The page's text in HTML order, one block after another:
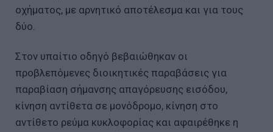
οχήματος, με αρνητικό αποτέλεσμα και για τους
δύο.
Στον υπαίτιο οδηγό βεβαιώθηκαν οι
προβλεπόμενες διοικητικές παραβάσεις για
παραβίαση σήμανσης απαγόρευσης εισόδου,
κίνηση αντίθετα σε μονόδρομο, κίνηση στο
αντίθετο ρεύμα κυκλοφορίας και αφαιρέθηκε η